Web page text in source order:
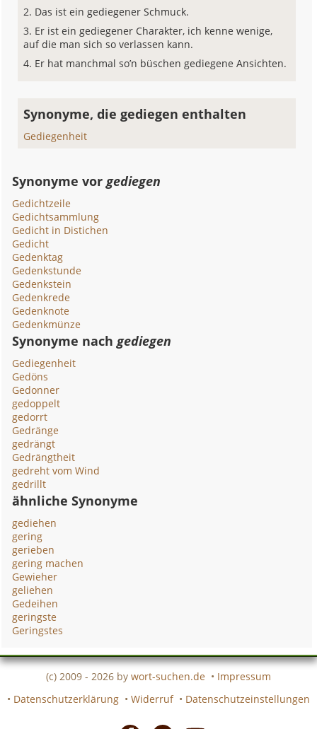
Das ist ein gediegener Schmuck.
Er ist ein gediegener Charakter, ich kenne wenige,
auf die man sich so verlassen kann.
Er hat manchmal so’n büschen gediegene Ansichten.
Synonyme, die gediegen enthalten
Gediegenheit
Synonyme vorgediegen
Gedichtzeile
Gedichtsammlung
Gedicht in Distichen
Gedicht
Gedenktag
Gedenkstunde
Gedenkstein
Gedenkrede
Gedenknote
Gedenkmünze
Synonyme nachgediegen
Gediegenheit
Gedöns
Gedonner
gedoppelt
gedorrt
Gedränge
gedrängt
Gedrängtheit
gedreht vom Wind
gedrillt
ähnliche Synonyme
gediehen
gering
gerieben
gering machen
Gewieher
geliehen
Gedeihen
geringste
Geringstes
(c) 2009 - 2026 by wort-suchen.de • Impressum
• Datenschutzerklärung • Widerruf • Datenschutzeinstellungen